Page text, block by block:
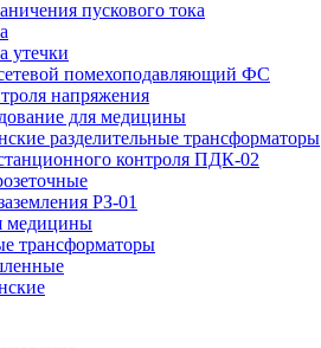
пускового тока
утечки
помехоподавляющий ФС
напряжения
для медицины
разделительные трансформаторы
контроля ПДК-02
РЗ-01
медицины
трансформаторы